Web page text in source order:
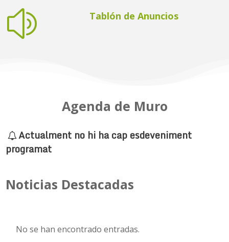
z Tablón de Anuncios
Agenda de Muro
Actualment no hi ha cap esdeveniment
programat
Noticias Destacadas
No se han encontrado entradas.